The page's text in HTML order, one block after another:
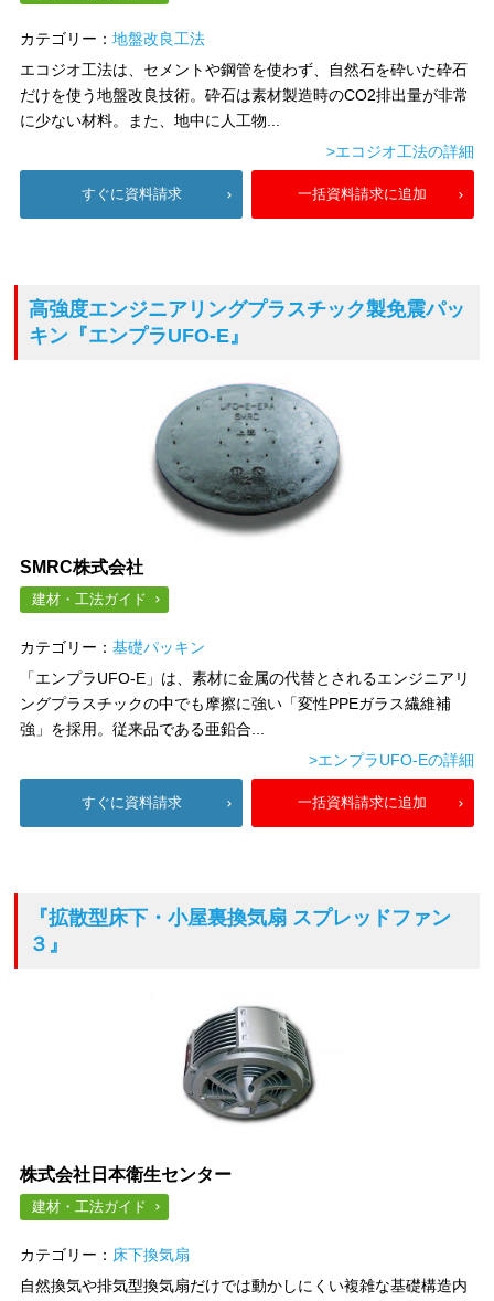
カテゴリー：地盤改良工法
エコジオ工法は、セメントや鋼管を使わず、自然石を砕いた砕石
だけを使う地盤改良技術。砕石は素材製造時のCO2排出量が非常
に少ない材料。また、地中に人工物...
>エコジオ工法の詳細
すぐに資料請求 一括資料請求に追加
高強度エンジニアリングプラスチック製免震パッ
キン 『エンプラUFO-E』
SMRC株式会社
建材・工法ガイド
カテゴリー：基礎パッキン
「エンプラUFO-E」は、素材に金属の代替とされるエンジニアリ
ングプラスチックの中でも摩擦に強い「変性PPEガラス繊維補
強」を採用。従来品である亜鉛合...
>エンプラUFO-Eの詳細
すぐに資料請求 一括資料請求に追加
『拡散型床下・小屋裏換気扇 スプレッドファン
３』
株式会社日本衛生センター
建材・工法ガイド
カテゴリー： 床下換気扇
自然換気や排気型換気扇だけでは動かしにくい複雑な基礎構造内